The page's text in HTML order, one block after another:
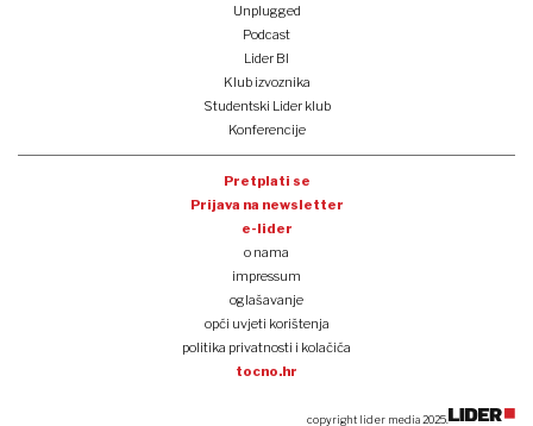
Unplugged
Podcast
Lider BI
Klub izvoznika
Studentski Lider klub
Konferencije
Pretplati se
Prijava na newsletter
e-lider
o nama
impressum
oglašavanje
opći uvjeti korištenja
politika privatnosti i kolačića
tocno.hr
copyright lider media 2025.